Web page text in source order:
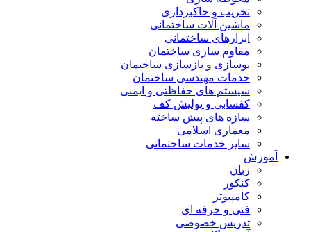
تخریب و خاکبرداری
ماشین آلات ساختمانی
ابزارهای ساختمانی
مقاوم سازی ساختمان
نوسازی و بازسازی ساختمان
خدمات مهندسی ساختمان
سیستم های حفاظتی و ایمنی
کفسابی و پولیش کف
سازه های پیش ساخته
معماری اسلامی
سایر خدمات ساختمانی
آموزش
زبان
کنکور
کامپیوتر
فنی و حرفه ای
تدریس خصوصی